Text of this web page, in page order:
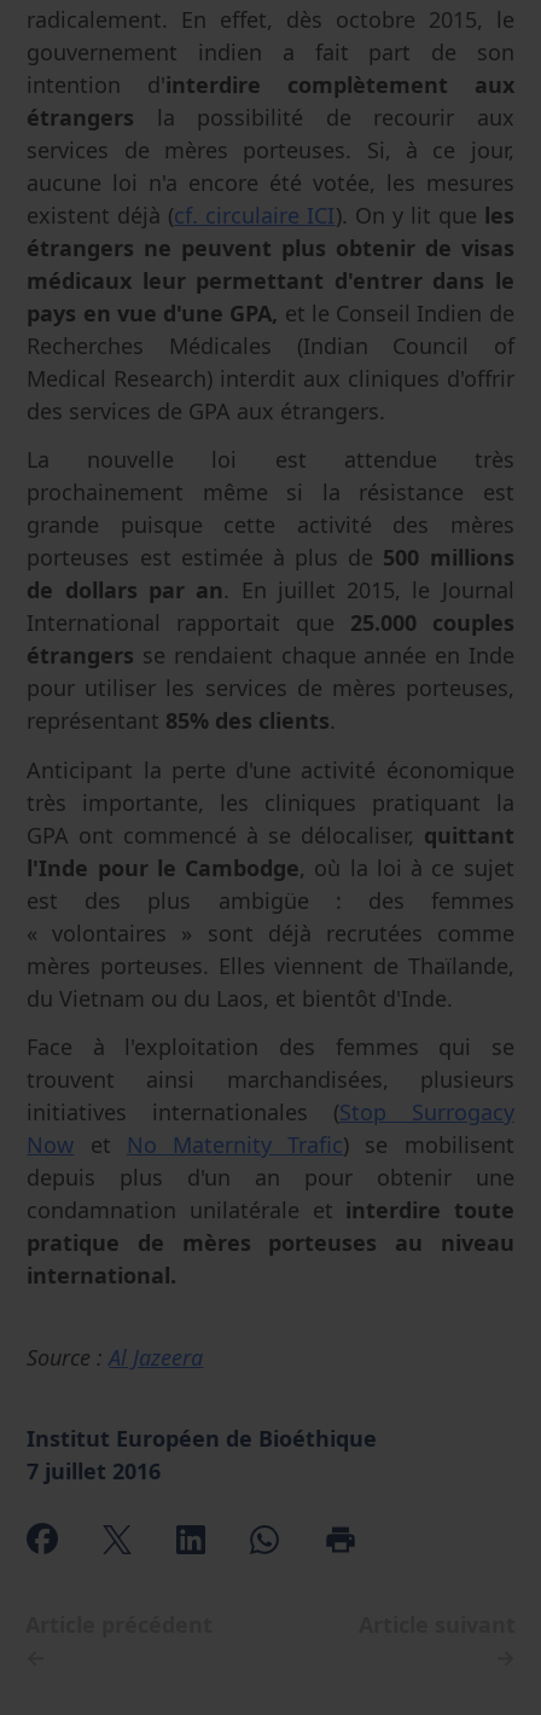
radicalement. En effet, dès octobre 2015, le
gouvernement indien a fait part de son
intention d'interdire complètement aux
étrangers la possibilité de recourir aux
services de mères porteuses. Si, à ce jour,
aucune loi n'a encore été votée, les mesures
existent déjà (cf. circulaire ICI). On y lit que les
étrangers ne peuvent plus obtenir de visas
médicaux leur permettant d'entrer dans le
pays en vue d'une GPA, et le Conseil Indien de
Recherches Médicales (Indian Council of
Medical Research) interdit aux cliniques d'offrir
des services de GPA aux étrangers.
La nouvelle loi est attendue très
prochainement même si la résistance est
grande puisque cette activité des mères
porteuses est estimée à plus de 500 millions
de dollars par an. En juillet 2015, le Journal
International rapportait que 25.000 couples
étrangers se rendaient chaque année en Inde
pour utiliser les services de mères porteuses,
représentant 85% des clients.
Anticipant la perte d'une activité économique
très importante, les cliniques pratiquant la
GPA ont commencé à se délocaliser, quittant
l'Inde pour le Cambodge, où la loi à ce sujet
est des plus ambigüe : des femmes
« volontaires » sont déjà recrutées comme
mères porteuses. Elles viennent de Thaïlande,
du Vietnam ou du Laos, et bientôt d'Inde.
Face à l'exploitation des femmes qui se
trouvent ainsi marchandisées, plusieurs
initiatives internationales (Stop Surrogacy
Now et No Maternity Trafic) se mobilisent
depuis plus d'un an pour obtenir une
condamnation unilatérale et interdire toute
pratique de mères porteuses au niveau
international.
Source :Al Jazeera
Institut Européen de Bioéthique
7 juillet 2016